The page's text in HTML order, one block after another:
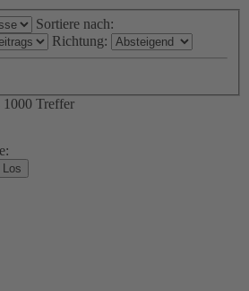
Sortiere nach:
Richtung:
1000 Treffer